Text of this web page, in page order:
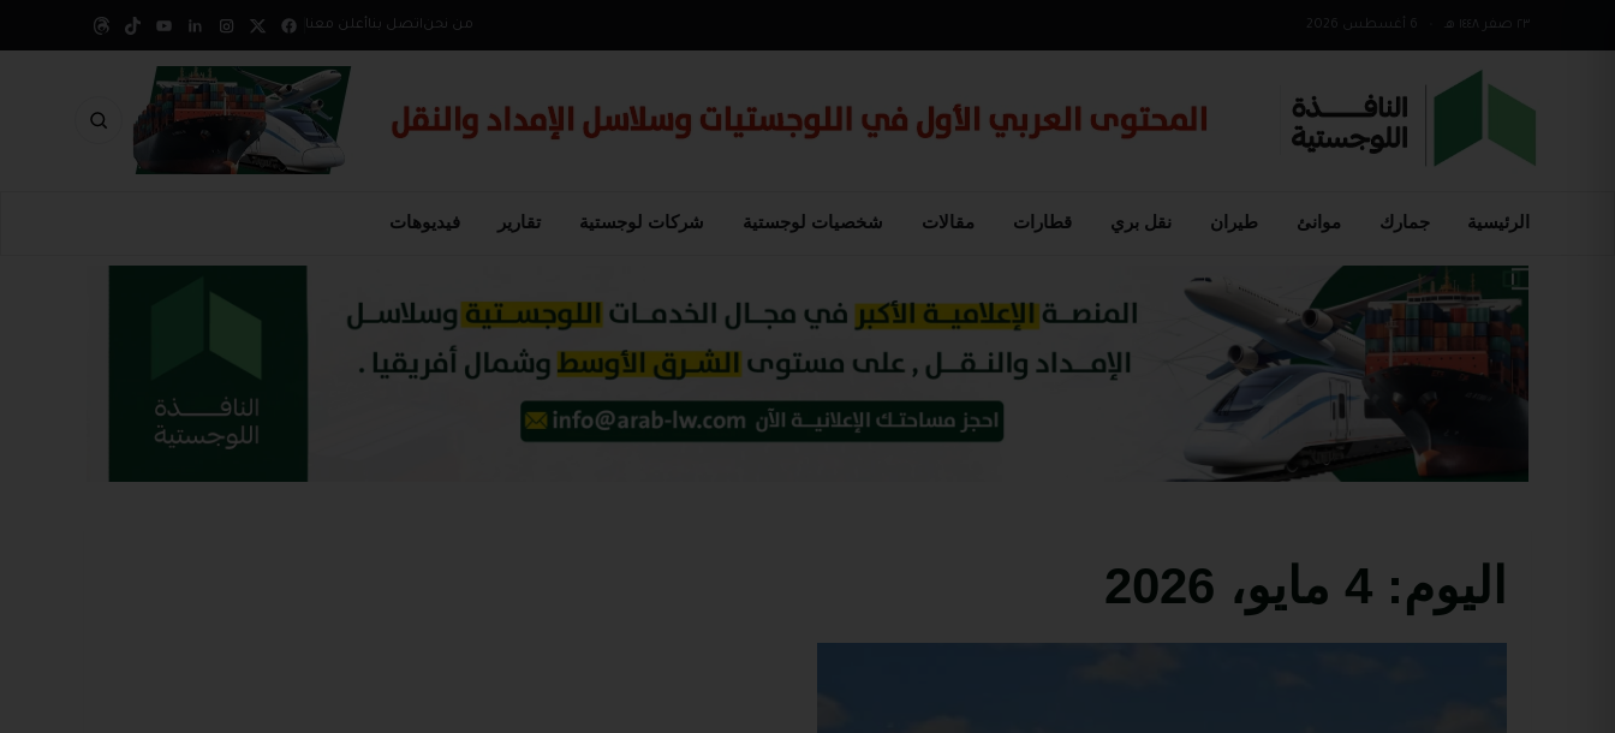
٢٣ صفر ١٤٤٨ هـ 6 أغسطس 2026 من نحناتصل بناأعلن معنا
الرئيسية جمارك موانئ طيران نقل بري قطارات مقالات شخصيات لوجستية شركات لوجستية تقارير فيديوهات
اليوم: 4 مايو، 2026